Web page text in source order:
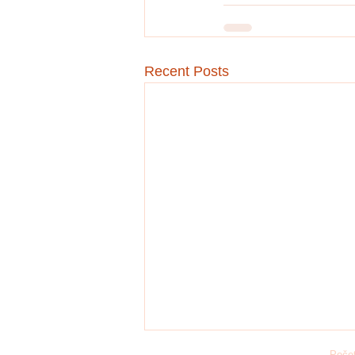
Recent Posts